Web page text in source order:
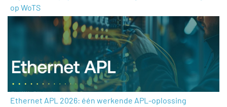
op WoTS
Ethernet APL 2026: één werkende APL-oplossing